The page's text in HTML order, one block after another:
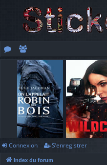
e
m
br
es
Connexion S’enregistrer
Index du forum